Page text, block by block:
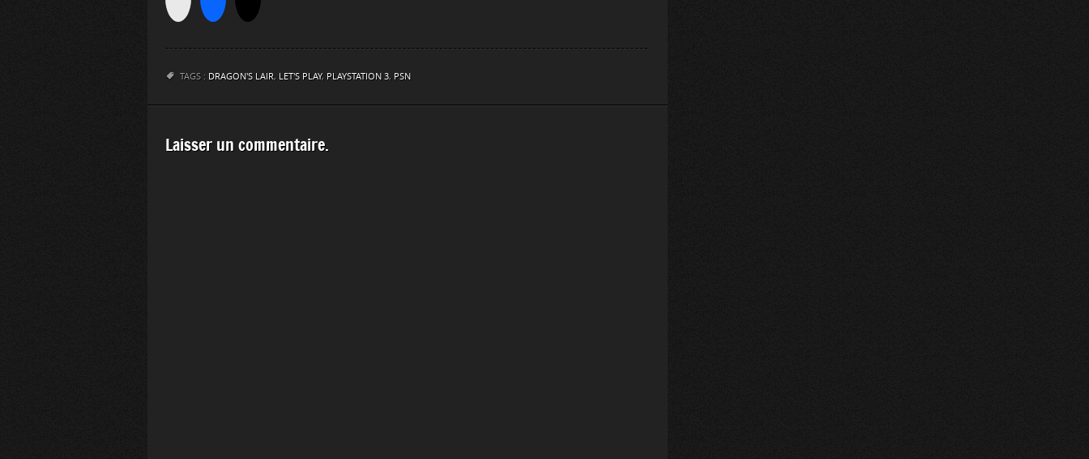
TAGS : DRAGON'S LAIR, LET'S PLAY, PLAYSTATION 3, PSN
Laisser un commentaire.